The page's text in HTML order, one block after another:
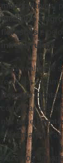
monocultivos
,
mercúrioe
florestaise
infraestrutura
Essa realidade
recursos
Recente
comparação
nas onze
sobremaneira
Fazemos um